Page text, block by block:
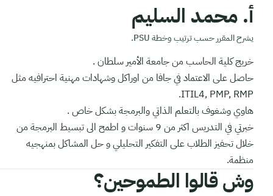
أ. محمد السليم
يشرح المقرر حسب ترتيب وخطة PSU.
خريج كلية الحاسب من جامعة الأمير سلطان .
حاصل على الاعتماد في جافا من اوراكل وشهادات مهنية احترافيه مثل
ITIL4, PMP, RMP.
هاوي وشغوف بالتعلم الذاتي والبرمجة بشكل خاص .
خبرتي في التدريس اكثر من 9 سنوات و اطمح الى تبسيط البرمجة من
خلال تحفيز الطلاب على التفكير التحليلي و حل المشاكل بمنهجيه
منظمة.
وش قالوا الطموحين؟